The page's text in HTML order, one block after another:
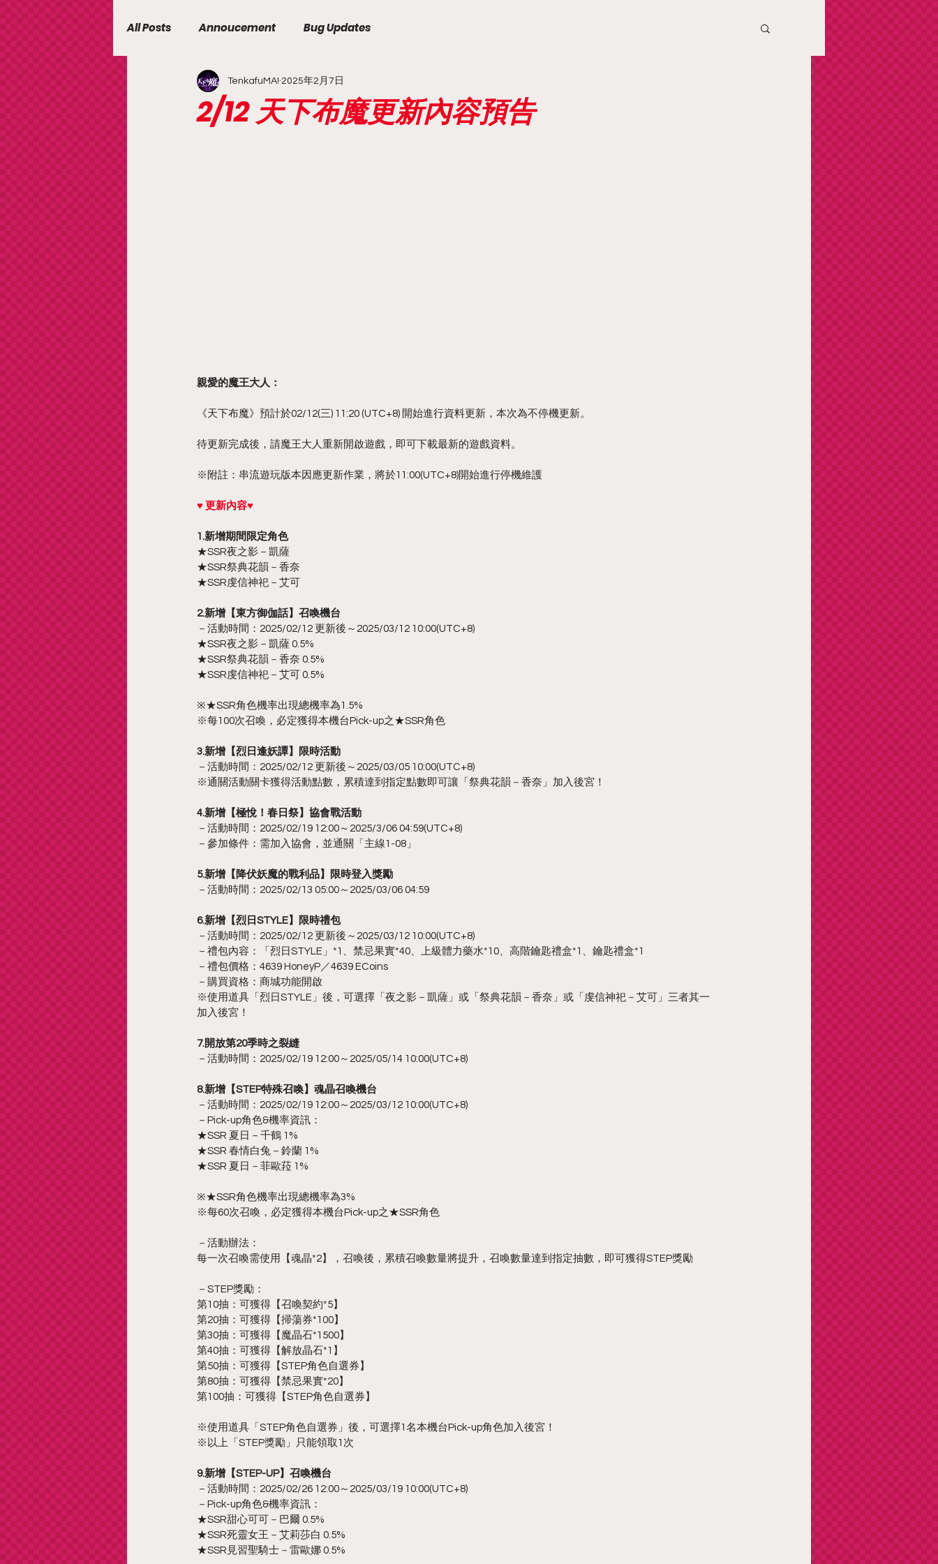
All Posts Annoucement Bug Updates
2/12 天下布魔更新內容預告
TenkafuMA! 2025年2月7日
親愛的魔王大人：
《天下布魔》預計於02/12(三) 11:20 (UTC+8) 開始進行資料更新，本次為不停機更新。
待更新完成後，請魔王大人重新開啟遊戲，即可下載最新的遊戲資料。
※附註：串流遊玩版本因應更新作業，將於11:00(UTC+8)開始進行停機維護
♥ 更新內容♥
1.新增期間限定角色
★SSR夜之影－凱薩
★SSR祭典花韻－香奈
★SSR虔信神祀－艾可
2.新增【東方御伽話】召喚機台
－活動時間：2025/02/12 更新後～2025/03/12 10:00(UTC+8)
★SSR夜之影－凱薩 0.5%
★SSR祭典花韻－香奈 0.5%
★SSR虔信神祀－艾可 0.5%
※★SSR角色機率出現總機率為1.5%
※每100次召喚，必定獲得本機台Pick-up之★SSR角色
3.新增【烈日逢妖譚】限時活動
－活動時間：2025/02/12 更新後～2025/03/05 10:00(UTC+8)
※通關活動關卡獲得活動點數，累積達到指定點數即可讓「祭典花韻－香奈」加入後宮！
4.新增【極悅！春日祭】協會戰活動
－活動時間：2025/02/19 12:00～2025/3/06 04:59(UTC+8)
－參加條件：需加入協會，並通關「主線1-08」
5.新增【降伏妖魔的戰利品】限時登入獎勵
－活動時間：2025/02/13 05:00～2025/03/06 04:59
6.新增【烈日STYLE】限時禮包
－活動時間：2025/02/12 更新後～2025/03/12 10:00(UTC+8)
－禮包內容：「烈日STYLE」*1、禁忌果實*40、上級體力藥水*10、高階鑰匙禮盒*1、鑰匙禮盒*1
－禮包價格：4639 HoneyP／4639 ECoins
－購買資格：商城功能開啟
※使用道具「烈日STYLE」後，可選擇「夜之影－凱薩」或「祭典花韻－香奈」或「虔信神祀－艾可」三者其一
加入後宮！
7.開放第20季時之裂縫
－活動時間：2025/02/19 12:00～2025/05/14 10:00(UTC+8)
8.新增【STEP特殊召喚】魂晶召喚機台
－活動時間：2025/02/19 12:00～2025/03/12 10:00(UTC+8)
－Pick-up角色&機率資訊：
★SSR 夏日－千鶴 1%
★SSR 春情白兔－鈴蘭 1%
★SSR 夏日－菲歐菈 1%
※★SSR角色機率出現總機率為3%
※每60次召喚，必定獲得本機台Pick-up之★SSR角色
－活動辦法：
每一次召喚需使用【魂晶*2】，召喚後，累積召喚數量將提升，召喚數量達到指定抽數，即可獲得STEP獎勵
－STEP獎勵：
第10抽：可獲得【召喚契約*5】
第20抽：可獲得【掃蕩券*100】
第30抽：可獲得【魔晶石*1500】
第40抽：可獲得【解放晶石*1】
第50抽：可獲得【STEP角色自選券】
第80抽：可獲得【禁忌果實*20】
第100抽：可獲得【STEP角色自選券】
※使用道具「STEP角色自選券」後，可選擇1名本機台Pick-up角色加入後宮！
※以上「STEP獎勵」只能領取1次
9.新增【STEP-UP】召喚機台
－活動時間：2025/02/26 12:00～2025/03/19 10:00(UTC+8)
－Pick-up角色&機率資訊：
★SSR甜心可可－巴爾 0.5%
★SSR死靈女王－艾莉莎白 0.5%
★SSR見習聖騎士－雷歐娜 0.5%